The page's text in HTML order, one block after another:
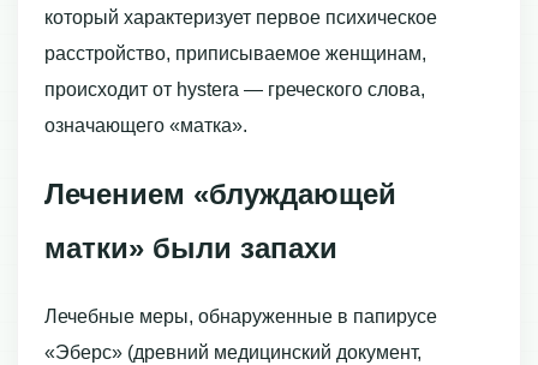
который характеризует первое психическое
расстройство, приписываемое женщинам,
происходит от hystera — греческого слова,
означающего «матка».
Лечением «блуждающей
матки» были запахи
Лечебные меры, обнаруженные в папирусе
«Эберс» (древний медицинский документ,